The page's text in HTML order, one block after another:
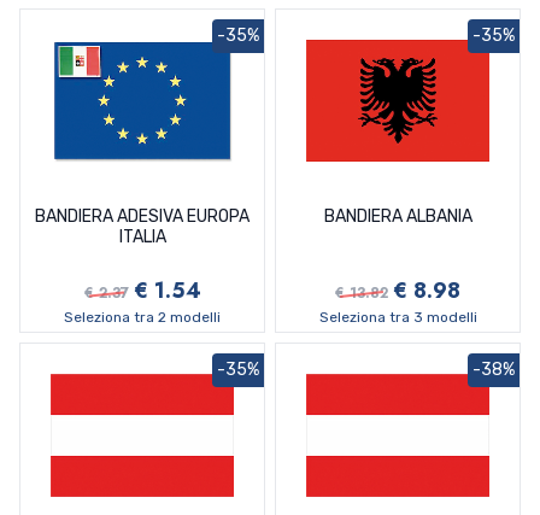
BANDIERA ADESIVA EUROPA
ITALIA
€ 2.37 € 1.54
-35%
Seleziona tra 2 modelli
BANDIERA ALBANIA
€ 13.82 € 8.98
-35%
Seleziona tra 3 modelli
-35% -38%